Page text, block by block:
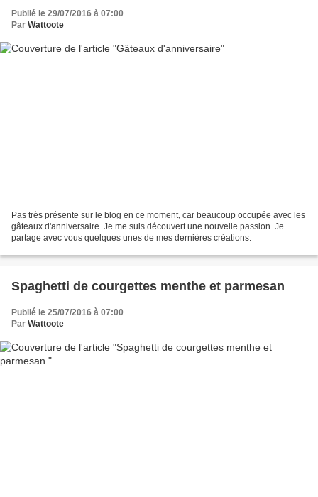
Publié le 29/07/2016 à 07:00
Par Wattoote
Pas très présente sur le blog en ce moment, car beaucoup occupée avec les
gâteaux d'anniversaire. Je me suis découvert une nouvelle passion. Je
partage avec vous quelques unes de mes dernières créations.
Spaghetti de courgettes menthe et parmesan
Publié le 25/07/2016 à 07:00
Par Wattoote